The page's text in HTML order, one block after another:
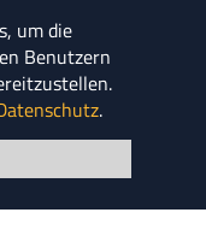
längstens
um die
Benutzern
.